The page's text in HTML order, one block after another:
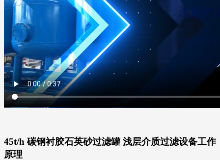
45t/h 碳钢衬胶石英砂过滤罐 浅层介质过滤设备工作
原理